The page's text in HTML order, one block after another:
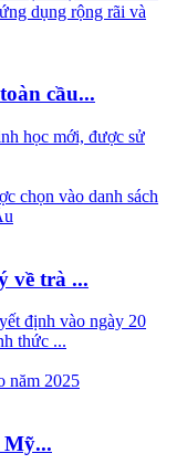
cầu...
học mới, được sử
về trà ...
định vào ngày 20
thức ...
Mỹ...